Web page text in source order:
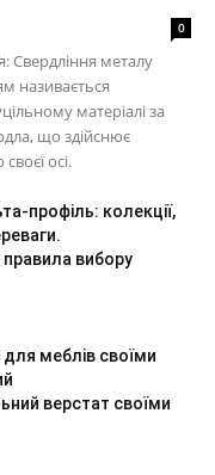
0
Свердління металу
називається
матеріалі за
що здійснює
осі.
профіль: колекції,
вибору
меблів своїми
верстат своїми